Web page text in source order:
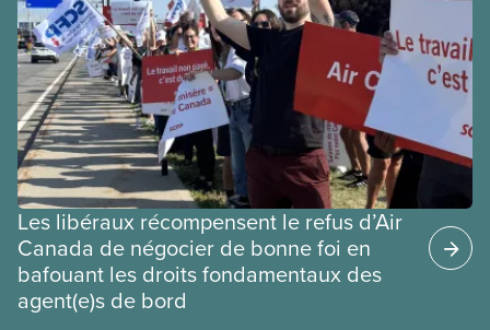
Les libéraux récompensent le refus d’Air
Canada de négocier de bonne foi en
bafouant les droits fondamentaux des
agent(e)s de bord